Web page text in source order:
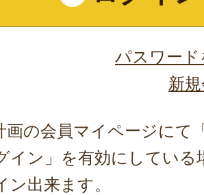
パスワー
新
画の会員マイページにて
イン」を有効にしている
ン出来ます。